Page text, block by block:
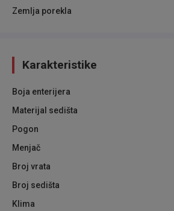
Zemlja porekla
Karakteristike
Boja enterijera
Materijal sedišta
Pogon
Menjač
Broj vrata
Broj sedišta
Klima